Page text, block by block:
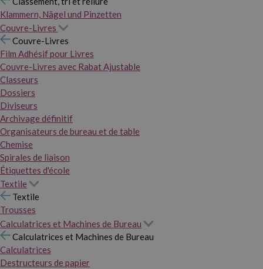
Klammern, Nägel und Pinzetten
Couvre-Livres
Couvre-Livres
Film Adhésif pour Livres
Couvre-Livres avec Rabat Ajustable
Classeurs
Dossiers
Diviseurs
Archivage définitif
Organisateurs de bureau et de table
Chemise
Spirales de liaison
Étiquettes d'école
Textile
Textile
Trousses
Calculatrices et Machines de Bureau
Calculatrices et Machines de Bureau
Calculatrices
Destructeurs de papier